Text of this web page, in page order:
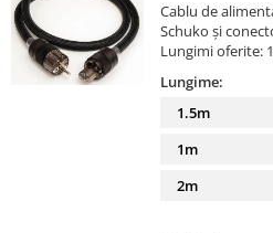
Cablu de
Schuko și
Lungimi oferite:
Lungime:
1.5m
1m
2m